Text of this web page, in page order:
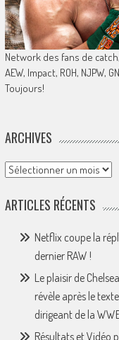
Network des fans de
AEW, Impact, ROH, NJPW,
Toujours!
ARCHIVES
Archives
ARTICLES RÉCENTS
Netflix coupe la
dernier RAW !
Le plaisir de
révèle après le
dirigeant de la
Résultats et Vidéo